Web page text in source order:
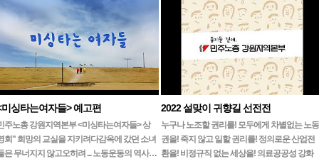
미싱타는여자들> 예고편
주노총 강원지역본부 <미싱타는여자들> 상
회" 희망의 교실을 지키려다감옥에 갔던 소녀
은 무너지지 않고오히려 ... 노동운동의 역사…
2022 설맞이 귀향길 선전전
누구나 노조할 권리를! 모두에게 차별없는 노동
권을! 죽지 않고 일할 권리를! 정의로운 산업전
환을! 비정규직 없는 세상을! 의료공공성 강화